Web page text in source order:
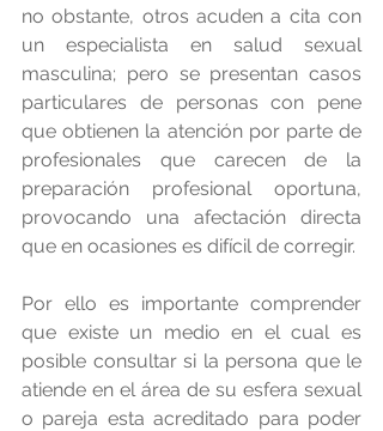
no obstante, otros acuden a cita con
un especialista en salud sexual
masculina; pero se presentan casos
particulares de personas con pene
que obtienen la atención por parte de
profesionales que carecen de la
preparación profesional oportuna,
provocando una afectación directa
que en ocasiones es difícil de corregir.
Por ello es importante comprender
que existe un medio en el cual es
posible consultar si la persona que le
atiende en el área de su esfera sexual
o pareja esta acreditado para poder